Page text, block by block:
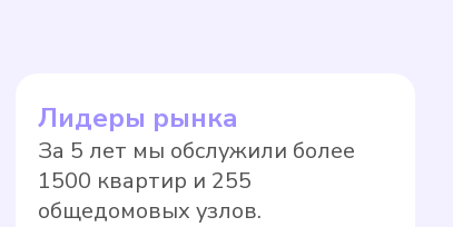
подвергаться поверке в
учета на нормативный тариф
сроки в соответствии с
выше, чем по показаниям
Лидеры рынка
За 5 лет мы обслужили более
1500 квартир и 255
общедомовых узлов.